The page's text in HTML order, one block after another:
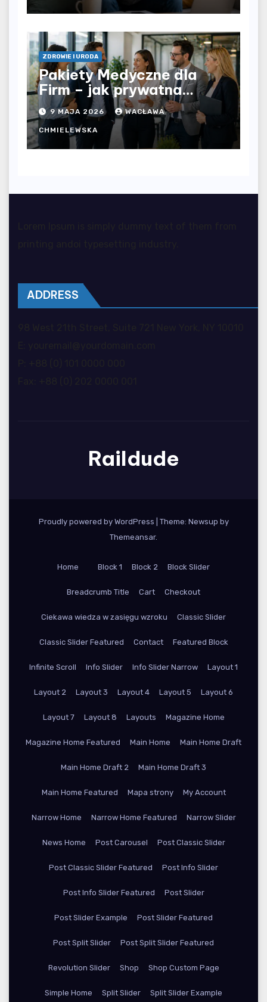
ZDROWIE I URODA
Pakiety Medyczne dla
Firm – jak prywatna
opieka zdrowotna
wpływa na jakość
współpracy w
organizacji?
9 MAJA 2026 WACŁAWA
CHMIELEWSKA
ADDRESS
Raildude
Proudly powered by WordPress
Theme: Newsup by
Themeansar.
Home Block 1 Block 2 Block Slider
Breadcrumb Title Cart Checkout
Ciekawa wiedza w zasięgu wzroku Classic Slider
Classic Slider Featured Contact Featured Block
Infinite Scroll Info Slider Info Slider Narrow Layout 1
Layout 2 Layout 3 Layout 4 Layout 5 Layout 6
Layout 7 Layout 8 Layouts Magazine Home
Magazine Home Featured Main Home Main Home Draft
Main Home Draft 2 Main Home Draft 3
Main Home Featured Mapa strony My Account
Narrow Home Narrow Home Featured Narrow Slider
News Home Post Carousel Post Classic Slider
Post Classic Slider Featured Post Info Slider
Post Info Slider Featured Post Slider
Post Slider Example Post Slider Featured
Post Split Slider Post Split Slider Featured
Revolution Slider Shop Shop Custom Page
Simple Home Split Slider Split Slider Example